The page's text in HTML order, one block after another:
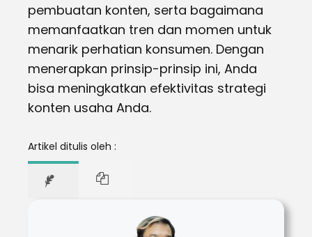
pembuatan konten, serta bagaimana
memanfaatkan tren dan momen untuk
menarik perhatian konsumen. Dengan
menerapkan prinsip-prinsip ini, Anda
bisa meningkatkan efektivitas strategi
konten usaha Anda.
Artikel ditulis oleh :